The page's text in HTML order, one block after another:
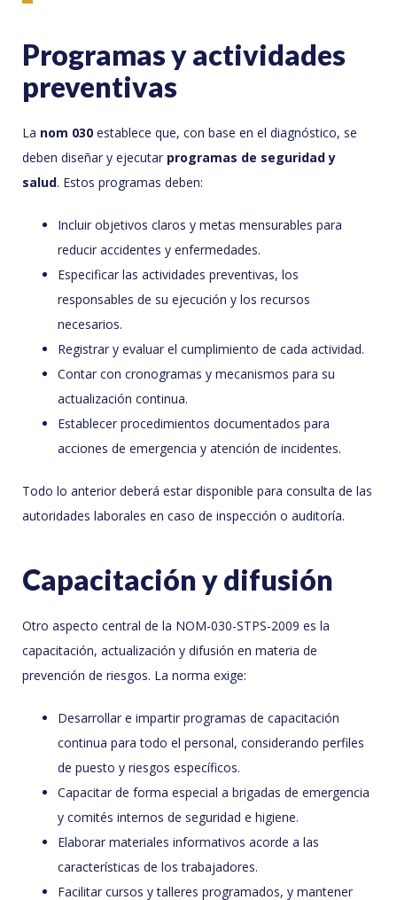
Programas y actividades
preventivas
La nom 030 establece que, con base en el diagnóstico, se
deben diseñar y ejecutar programas de seguridad y
salud. Estos programas deben:
Incluir objetivos claros y metas mensurables para
reducir accidentes y enfermedades.
Especificar las actividades preventivas, los
responsables de su ejecución y los recursos
necesarios.
Registrar y evaluar el cumplimiento de cada actividad.
Contar con cronogramas y mecanismos para su
actualización continua.
Establecer procedimientos documentados para
acciones de emergencia y atención de incidentes.
Todo lo anterior deberá estar disponible para consulta de las
autoridades laborales en caso de inspección o auditoría.
Capacitación y difusión
Otro aspecto central de la NOM-030-STPS-2009 es la
capacitación, actualización y difusión en materia de
prevención de riesgos. La norma exige:
Desarrollar e impartir programas de capacitación
continua para todo el personal, considerando perfiles
de puesto y riesgos específicos.
Capacitar de forma especial a brigadas de emergencia
y comités internos de seguridad e higiene.
Elaborar materiales informativos acorde a las
características de los trabajadores.
Facilitar cursos y talleres programados, y mantener